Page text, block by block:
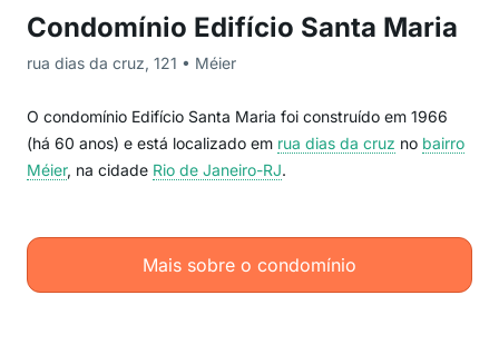
Condomínio Edifício Santa Maria
rua dias da cruz, 121 • Méier
O condomínio Edifício Santa Maria foi construído em 1966
(há 60 anos) e está localizado em rua dias da cruz no bairro
Méier, na cidade Rio de Janeiro-RJ.
Mais sobre o condomínio